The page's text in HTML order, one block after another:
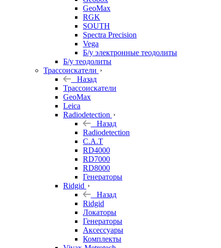
GeoMax
RGK
SOUTH
Spectra Precision
Vega
Б/у электронные теодолиты
Б/у теодолиты
Трассоискатели
Назад
Трассоискатели
GeoMax
Leica
Radiodetection
Назад
Radiodetection
C.A.T
RD4000
RD7000
RD8000
Генераторы
Ridgid
Назад
Ridgid
Локаторы
Генераторы
Аксессуары
Комплекты